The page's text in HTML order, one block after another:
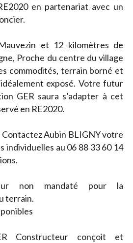
en partenariat avec un
et 12 kilomètres de
Proche du centre du village
commodités, terrain borné et
exposé. Votre futur
GER saura s’adapter à cet
en RE2020.
Contactez Aubin BLIGNY votre
individuelles au 06 88 33 60 14
non mandaté pour la
terrain.
Constructeur conçoit et